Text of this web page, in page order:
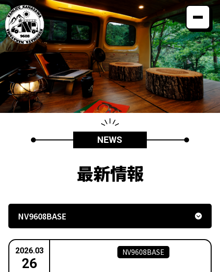
コンセプト カスタムメニュー
納車までの流れ VANLIFEオーナー
よくある質問 最新情報
会社案内
お電話でのお問い合わせ
0120-40-9608
NEWS
最新情報
NV9608BASE
2026.03
26
NV9608BASE